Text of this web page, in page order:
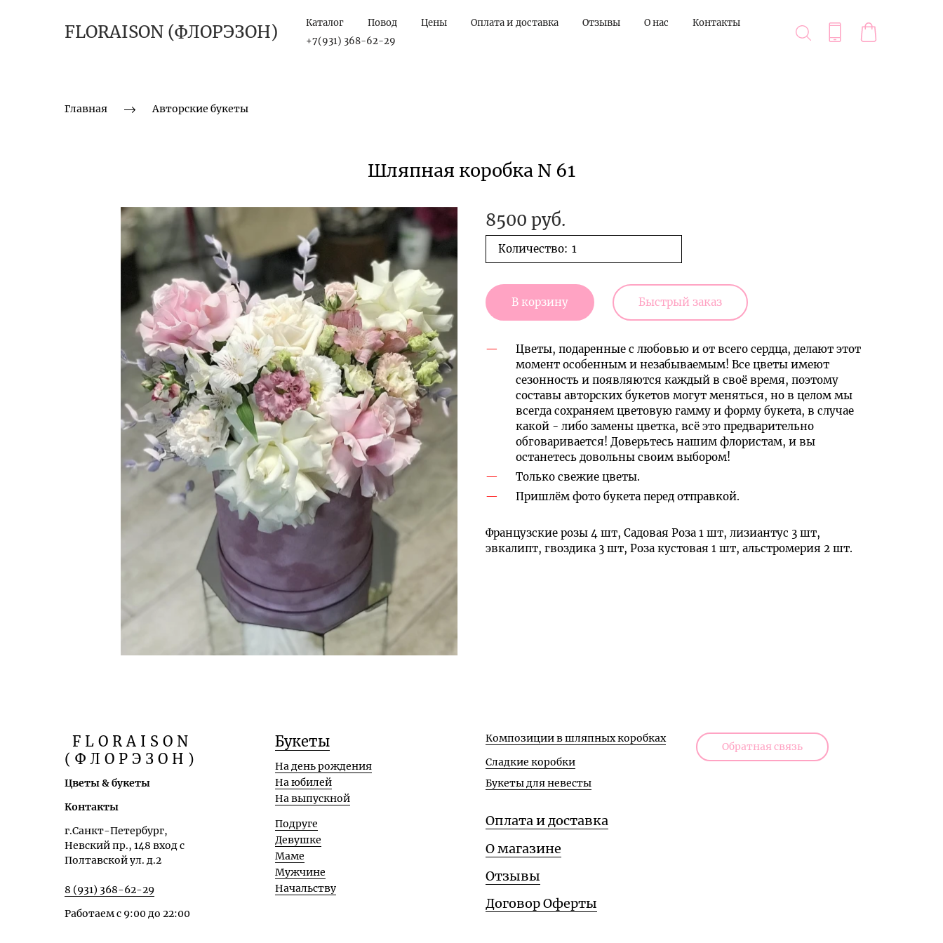
FLORAISON (ФЛОРЭЗОН) Каталог Повод Цены Оплата и доставка Отзывы О нас
Контакты
+7(931) 368-62-29
Главная Авторские букеты
Шляпная коробка N 61
8500 руб.
Количество:
В корзину Быстрый заказ
Цветы, подаренные с любовью и от всего сердца, делают этот
момент особенным и незабываемым! Все цветы имеют
сезонность и появляются каждый в своё время, поэтому
составы авторских букетов могут меняться, но в целом мы
всегда сохраняем цветовую гамму и форму букета, в случае
какой - либо замены цветка, всё это предварительно
обговаривается! Доверьтесь нашим флористам, и вы
останетесь довольны своим выбором!
Только свежие цветы.
Пришлём фото букета перед отправкой.
Французские розы 4 шт, Садовая Роза 1 шт, лизиантус 3 шт,
эвкалипт, гвоздика 3 шт, Роза кустовая 1 шт, альстромерия 2 шт.
FLORAISON
(ФЛОРЭЗОН)
Цветы & букеты
Контакты
г.Санкт-Петербург,
Невский пр., 148 вход с
Полтавской ул. д.2
8 (931) 368-62-29
Работаем с 9:00 до 22:00
Букеты
На день рождения
На юбилей
На выпускной
Подруге
Девушке
Маме
Мужчине
Начальству
Композиции в шляпных коробках
Сладкие коробки
Букеты для невесты
Оплата и доставка
О магазине
Отзывы
Договор Оферты
Обратная связь